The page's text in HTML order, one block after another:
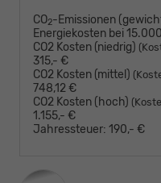
CO2-Emissionen
Energiekosten bei
CO2 Kosten (niedrig)
315,- €
CO2 Kosten (mittel)
748,12 €
CO2 Kosten (hoch)
1.155,- €
Jahressteuer: 190,- €